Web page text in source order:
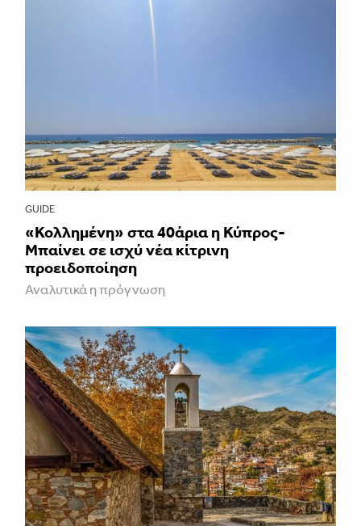
GUIDE
«Κολλημένη» στα 40άρια η Κύπρος-
Μπαίνει σε ισχύ νέα κίτρινη
προειδοποίηση
Αναλυτικά η πρόγνωση